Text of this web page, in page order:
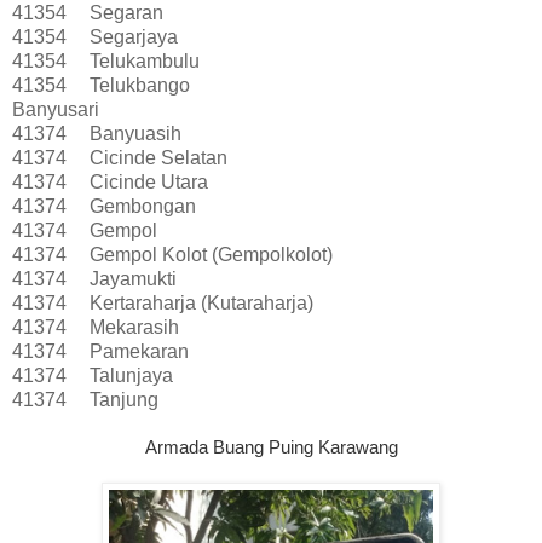
41354
Segaran
41354
Segarjaya
41354
Telukambulu
41354
Telukbango
Banyusari
41374
Banyuasih
41374
Cicinde Selatan
41374
Cicinde Utara
41374
Gembongan
41374
Gempol
41374
Gempol Kolot (Gempolkolot)
41374
Jayamukti
41374
Kertaraharja (Kutaraharja)
41374
Mekarasih
41374
Pamekaran
41374
Talunjaya
41374
Tanjung
Armada Buang Puing Karawang